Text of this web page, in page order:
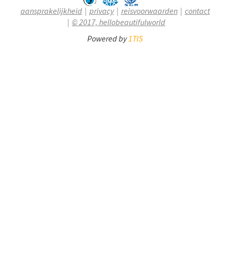
aansprakelijkheid privacy reisvoorwaarden
contact
© 2017, hellobeautifulworld
Powered by1TIS